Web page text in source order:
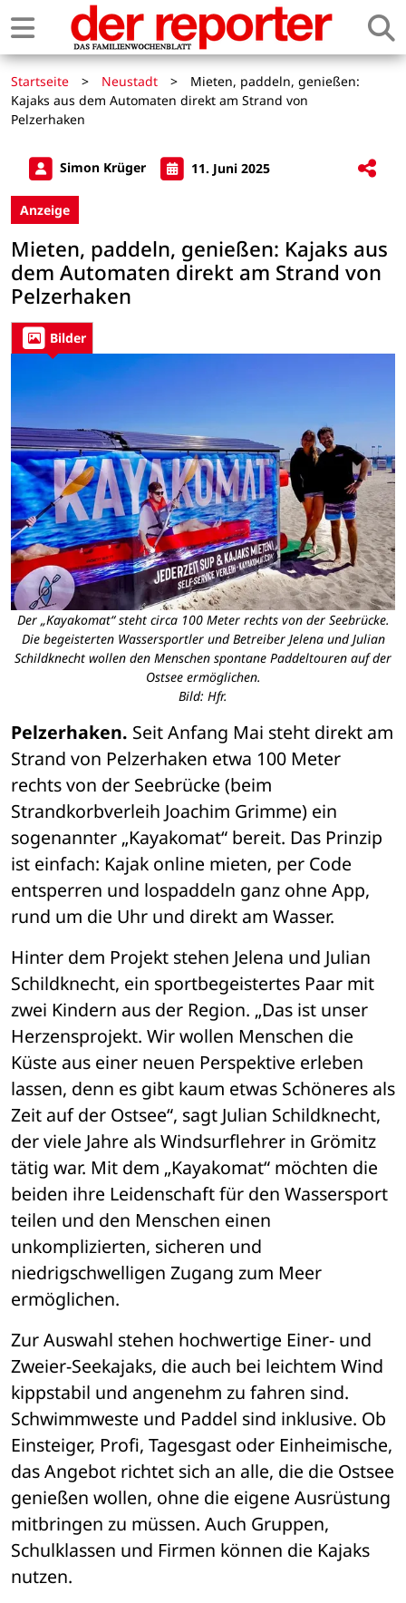
Startseite > Neustadt >
Mieten, paddeln, genießen:
Kajaks aus dem Automaten direkt am Strand von
Pelzerhaken
Simon Krüger 11. Juni 2025
Anzeige
Mieten, paddeln, genießen: Kajaks aus
dem Automaten direkt am Strand von
Pelzerhaken
Bilder
Der „Kayakomat“ steht circa 100 Meter rechts von der Seebrücke.
Die begeisterten Wassersportler und Betreiber Jelena und Julian
Schildknecht wollen den Menschen spontane Paddeltouren auf der
Ostsee ermöglichen.
Bild: Hfr.
Pelzerhaken. Seit Anfang Mai steht direkt am
Strand von Pelzerhaken etwa 100 Meter
rechts von der Seebrücke (beim
Strandkorbverleih Joachim Grimme) ein
sogenannter „Kayakomat“ bereit. Das Prinzip
ist einfach: Kajak online mieten, per Code
entsperren und lospaddeln ganz ohne App,
rund um die Uhr und direkt am Wasser.
Hinter dem Projekt stehen Jelena und Julian
Schildknecht, ein sportbegeistertes Paar mit
zwei Kindern aus der Region. „Das ist unser
Herzensprojekt. Wir wollen Menschen die
Küste aus einer neuen Perspektive erleben
lassen, denn es gibt kaum etwas Schöneres als
Zeit auf der Ostsee“, sagt Julian Schildknecht,
der viele Jahre als Windsurflehrer in Grömitz
tätig war. Mit dem „Kayakomat“ möchten die
beiden ihre Leidenschaft für den Wassersport
teilen und den Menschen einen
unkomplizierten, sicheren und
niedrigschwelligen Zugang zum Meer
ermöglichen.
Zur Auswahl stehen hochwertige Einer- und
Zweier-Seekajaks, die auch bei leichtem Wind
kippstabil und angenehm zu fahren sind.
Schwimmweste und Paddel sind inklusive. Ob
Einsteiger, Profi, Tagesgast oder Einheimische,
das Angebot richtet sich an alle, die die Ostsee
genießen wollen, ohne die eigene Ausrüstung
mitbringen zu müssen. Auch Gruppen,
Schulklassen und Firmen können die Kajaks
nutzen.